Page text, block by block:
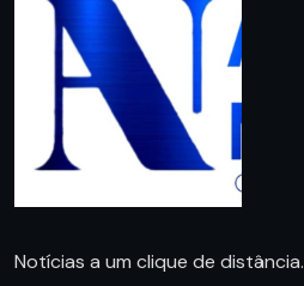
Notícias a um clique de distância.